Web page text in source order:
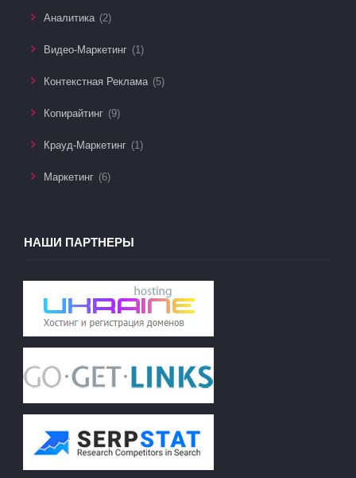
Аналитика (2)
Видео-Маркетинг (1)
Контекстная Реклама (5)
Копирайтинг (9)
Крауд-Маркетинг (1)
Маркетинг (6)
НАШИ ПАРТНЕРЫ